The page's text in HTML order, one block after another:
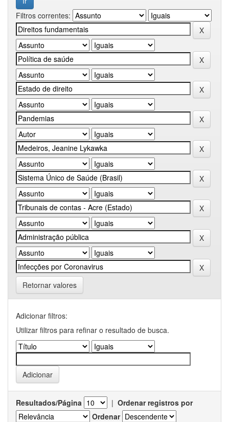
Filtros correntes:
Retornar valores
Adicionar filtros:
Utilizar filtros para refinar o resultado de busca.
Resultados/Página | Ordenar registros por
Ordenar